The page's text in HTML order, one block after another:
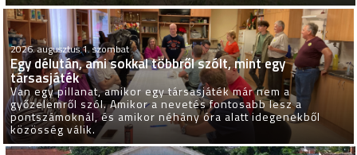
2026. augusztus 1. szombat
Egy délután, ami sokkal többről szólt, mint egy
társasjáték
Van egy pillanat, amikor egy társasjáték már nem a
győzelemről szól. Amikor a nevetés fontosabb lesz a
pontszámoknál, és amikor néhány óra alatt idegenekből
közösség válik.